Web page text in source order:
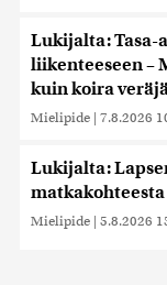
Lukijalta: Tasa-
liikenteeseen –
kuin koira
Mielipide | 7.8.2026
Lukijalta:
matkakohteesta
Mielipide | 5.8.2026